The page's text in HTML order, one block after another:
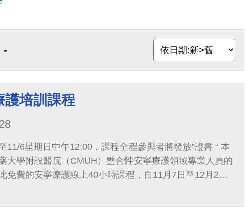
-
護培訓課程
11/6星期日中午12:00，課程全程參與者將發放”證書 “ 本
大學附設醫院（CMUH）整合性安寧療護領域專業人員的
免費的安寧療護線上40小時課程，自11月7日至12月2